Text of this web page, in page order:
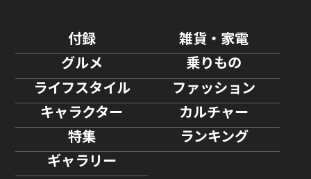
付録
雑貨・家電
グルメ
乗りもの
ライフスタイル
ファッション
キャラクター
カルチャー
特集
ランキング
ギャラリー